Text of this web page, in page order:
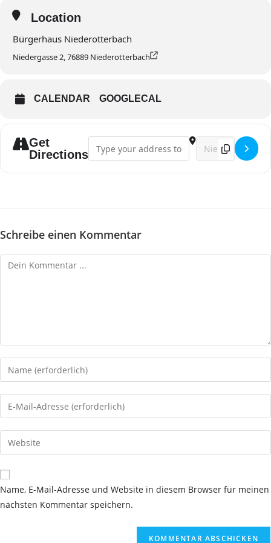
Location
Bürgerhaus Niederotterbach
Niedergasse 2, 76889 Niederotterbach
CALENDAR GOOGLECAL
Get
Directions
Address - Singstunde [] Destination
Schreibe einen Kommentar
Kommentieren
Gib
deinen
Namen
oder
zum
Kommentieren
ein
Gib
deine
E-
Mail-
zum
Kommentieren
ein
Gib
deine
Website-
URL
Name, E-Mail-Adresse und Website in diesem Browser für meinen
nächsten Kommentar speichern.